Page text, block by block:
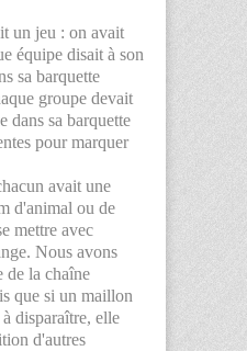
un jeu : on avait
équipe disait à son
sa barquette
groupe devait
dans sa barquette
pour marquer
avait une
d'animal ou de
mettre avec
Nous avons
de la chaîne
que si un maillon
disparaître, elle
d'autres